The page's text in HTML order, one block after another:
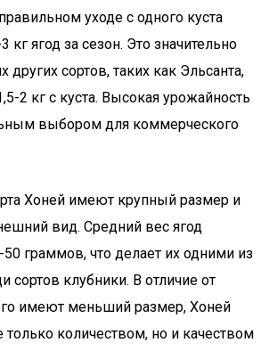
уходе с одного куста
ягод за сезон. Это значительно
сортов, таких как Эльсанта,
2 кг с куста. Высокая урожайность
выбором для коммерческого
Хоней имеют крупный размер и
вид. Средний вес ягод
50 граммов, что делает их одними из
сортов клубники. В отличие от
имеют меньший размер, Хоней
только количеством, но и качеством